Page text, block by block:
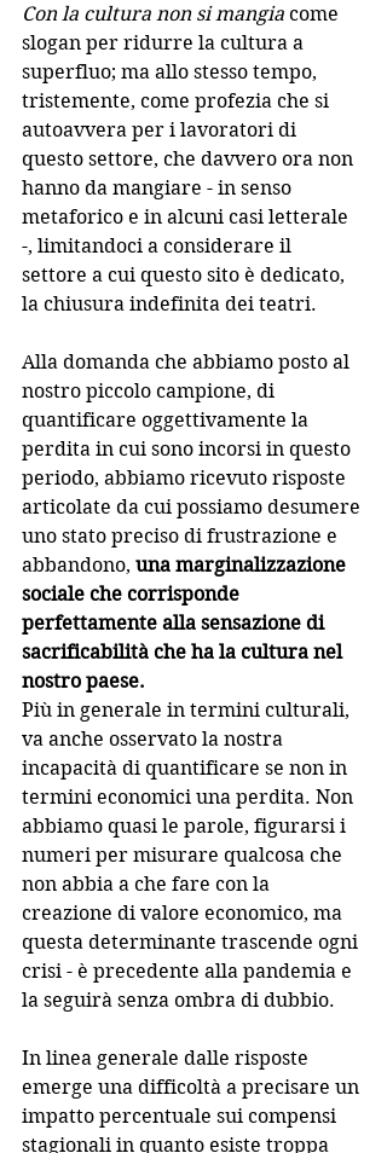
Con la cultura non si mangia come
slogan per ridurre la cultura a
superfluo; ma allo stesso tempo,
tristemente, come profezia che si
autoavvera per i lavoratori di
questo settore, che davvero ora non
hanno da mangiare - in senso
metaforico e in alcuni casi letterale
-, limitandoci a considerare il
settore a cui questo sito è dedicato,
la chiusura indefinita dei teatri.
Alla domanda che abbiamo posto al
nostro piccolo campione, di
quantificare oggettivamente la
perdita in cui sono incorsi in questo
periodo, abbiamo ricevuto risposte
articolate da cui possiamo desumere
uno stato preciso di frustrazione e
abbandono, una marginalizzazione
sociale che corrisponde
perfettamente alla sensazione di
sacrificabilità che ha la cultura nel
nostro paese.
Più in generale in termini culturali,
va anche osservato la nostra
incapacità di quantificare se non in
termini economici una perdita. Non
abbiamo quasi le parole, figurarsi i
numeri per misurare qualcosa che
non abbia a che fare con la
creazione di valore economico, ma
questa determinante trascende ogni
crisi - è precedente alla pandemia e
la seguirà senza ombra di dubbio.
In linea generale dalle risposte
emerge una difficoltà a precisare un
impatto percentuale sui compensi
stagionali in quanto esiste troppa